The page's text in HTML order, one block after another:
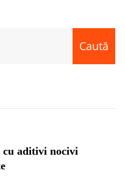
Caută
cu aditivi nocivi